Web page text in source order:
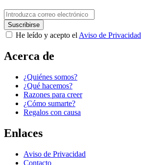
He leído y acepto el Aviso de Privacidad
Acerca de
¿Quiénes somos?
¿Qué hacemos?
Razones para creer
¿Cómo sumarte?
Regalos con causa
Enlaces
Aviso de Privacidad
Contacto